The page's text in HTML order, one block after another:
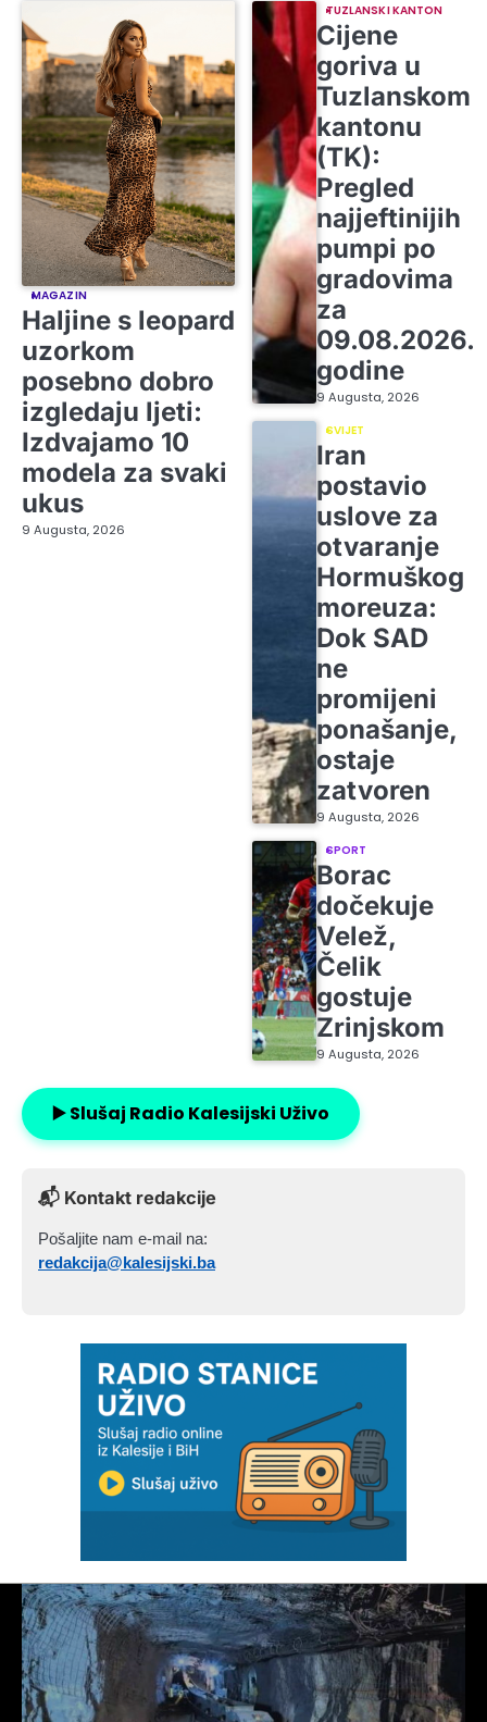
MAGAZIN
Haljine s leopard
uzorkom
posebno dobro
izgledaju ljeti:
Izdvajamo 10
modela za svaki
ukus
9 Augusta, 2026
TUZLANSKI KANTON
Cijene
goriva u
Tuzlanskom
kantonu
(TK):
Pregled
najjeftinijih
pumpi po
gradovima
za
09.08.2026.
godine
9 Augusta, 2026
SVIJET
Iran
postavio
uslove za
otvaranje
Hormuškog
moreuza:
Dok SAD
ne
promijeni
ponašanje,
ostaje
zatvoren
9 Augusta, 2026
SPORT
Borac
dočekuje
Velež,
Čelik
gostuje
Zrinjskom
9 Augusta, 2026
▶️ Slušaj Radio Kalesijski Uživo
📬 Kontakt redakcije
Pošaljite nam e-mail na:
redakcija@kalesijski.ba